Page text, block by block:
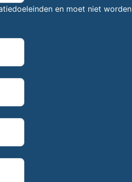
en moet niet worden